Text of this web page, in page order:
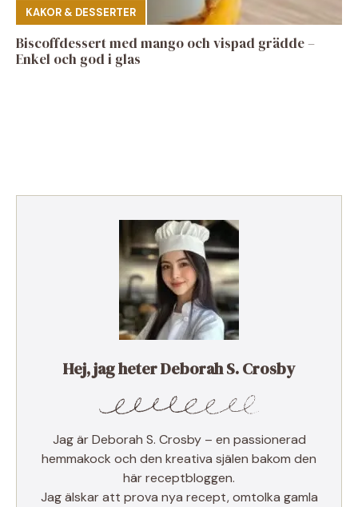
KAKOR & DESSERTER
Biscoffdessert med mango och vispad grädde –
Enkel och god i glas
Hej, jag heter Deborah S. Crosby
Jag är Deborah S. Crosby – en passionerad
hemmakock och den kreativa själen bakom den
här receptbloggen.
Jag älskar att prova nya recept, omtolka gamla